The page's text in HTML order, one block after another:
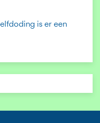
is er een